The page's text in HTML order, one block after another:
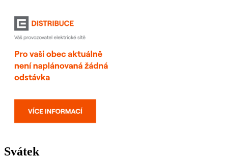
Svátek